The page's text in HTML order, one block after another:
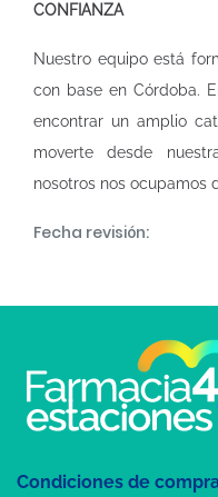
CONFIANZA
Nuestro equipo está
con base en Córdoba.
encontrar un amplio
moverte desde
nosotros nos ocupamos
Fecha revisión:
Condiciones de